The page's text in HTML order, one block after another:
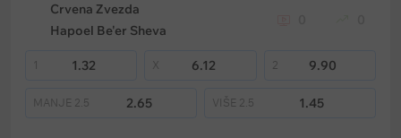
Crvena Zvezda
Hapoel Be'er Sheva
1 1.32 6.12 2 9.90
MANJE 2.5 2.65 VIŠE 2.5 1.45